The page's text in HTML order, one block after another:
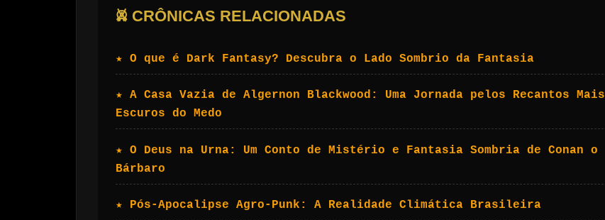
𖤙 CRÔNICAS RELACIONADAS
★ O que é Dark Fantasy? Descubra o Lado Sombrio da Fantasia
★ A Casa Vazia de Algernon Blackwood: Uma Jornada pelos Recantos Mais
Escuros do Medo
★ O Deus na Urna: Um Conto de Mistério e Fantasia Sombria de Conan o
Bárbaro
★ Pós-Apocalipse Agro-Punk: A Realidade Climática Brasileira